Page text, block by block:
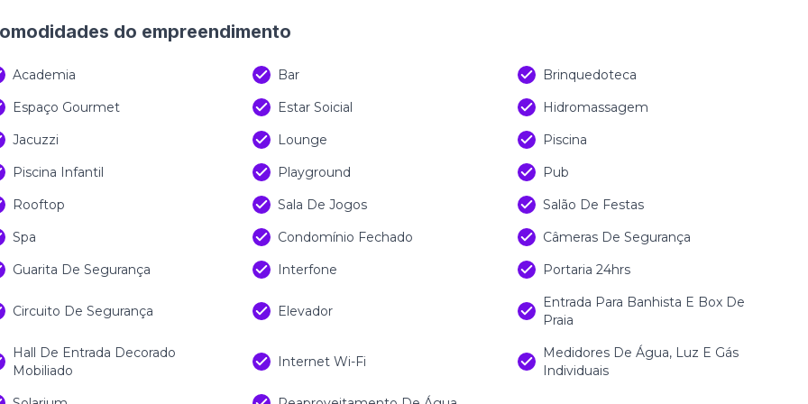
do empreendimento
Academia Bar
Brinquedoteca
Espaço Gourmet
Estar Soicial
Hidromassagem
Jacuzzi
Lounge
Piscina
Piscina Infantil
Playground
Pub
Rooftop
Sala De Jogos
Salão De Festas
Spa
Condomínio Fechado
Câmeras De Segurança
Guarita De Segurança
Interfone Portaria 24hrs
Circuito De Segurança Elevador
Entrada Para Banhista E Box De
Praia
Hall De Entrada Decorado
Mobiliado
Internet Wi-Fi
Medidores De Água, Luz E Gás
Individuais